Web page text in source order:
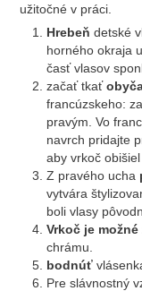
užitočné v práci.
Hrebeň detské
horného okraja
časť vlasov
začať tkať
francúzskeho:
pravým. Vo
navrch pridajte
aby vrkoč
Z pravého ucha
vytvára
boli vlasy
Vrkoč je
chrámu.
bodnúť
Pre slávnostný